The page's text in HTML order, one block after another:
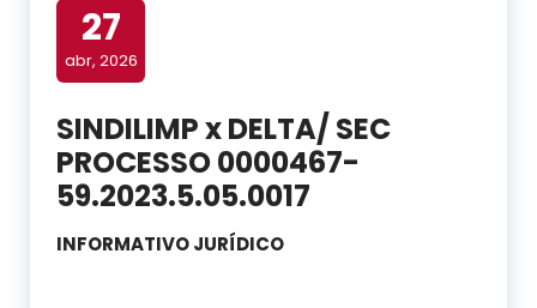
27
abr, 2026
SINDILIMP x DELTA/ SEC
PROCESSO 0000467-
59.2023.5.05.0017
INFORMATIVO JURÍDICO